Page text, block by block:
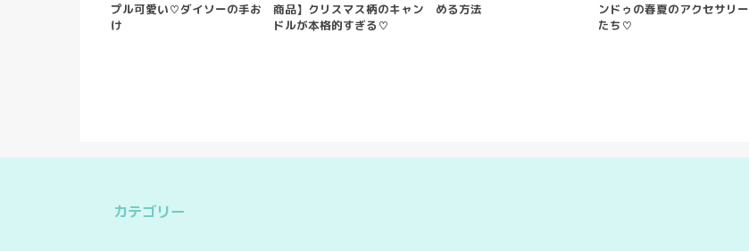
プル可愛い♡ダイソーの手お
け
商品】クリスマス柄のキャン
ドルが本格的すぎる♡
める方法
ンドゥの春夏のアクセサリー
たち♡
カテゴリー